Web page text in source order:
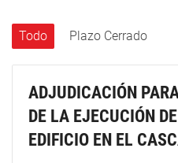
Todo Plazo Cerrado
ADJUDICACIÓN
DE LA EJECUCIÓN
EDIFICIO EN EL